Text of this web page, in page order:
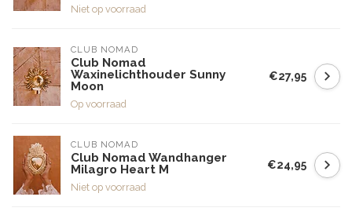
Niet op voorraad
CLUB NOMAD
Club Nomad
Waxinelichthouder Sunny
Moon
Op voorraad
€27,95
CLUB NOMAD
Club Nomad Wandhanger
Milagro Heart M
Niet op voorraad
€24,95